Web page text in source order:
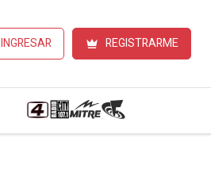
INGRESAR REGISTRARME